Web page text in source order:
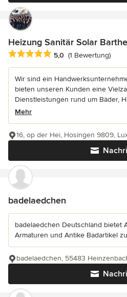
Heizung Sanitär Solar
Durchschnittliche Bewertung: 5
5,0 (1 Bewertung)
Wir sind ein
bieten unseren Kunden eine
Dienstleistungen rund um Bäder,
Mehr
16, op der Hei, Hosingen 9809,
badelaedchen
badelaedchen Deutschland bietet
Armaturen und Antike Badartikel
badelaedchen, 55483